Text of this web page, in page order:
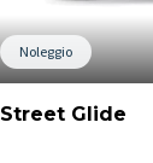
Noleggio
Street Glide